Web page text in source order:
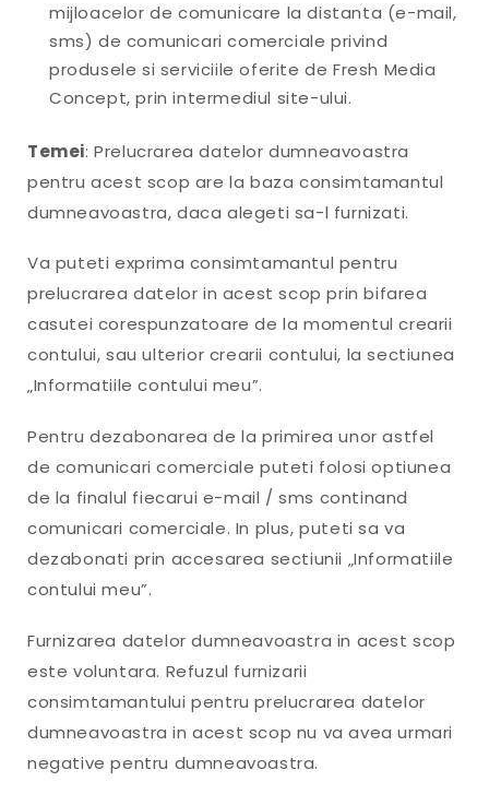
mijloacelor de comunicare la distanta (e-mail,
sms) de comunicari comerciale privind
produsele si serviciile oferite de Fresh Media
Concept, prin intermediul site-ului.
Temei: Prelucrarea datelor dumneavoastra
pentru acest scop are la baza consimtamantul
dumneavoastra, daca alegeti sa-l furnizati.
Va puteti exprima consimtamantul pentru
prelucrarea datelor in acest scop prin bifarea
casutei corespunzatoare de la momentul crearii
contului, sau ulterior crearii contului, la sectiunea
„Informatiile contului meu”.
Pentru dezabonarea de la primirea unor astfel
de comunicari comerciale puteti folosi optiunea
de la finalul fiecarui e-mail / sms continand
comunicari comerciale. In plus, puteti sa va
dezabonati prin accesarea sectiunii „Informatiile
contului meu”.
Furnizarea datelor dumneavoastra in acest scop
este voluntara. Refuzul furnizarii
consimtamantului pentru prelucrarea datelor
dumneavoastra in acest scop nu va avea urmari
negative pentru dumneavoastra.